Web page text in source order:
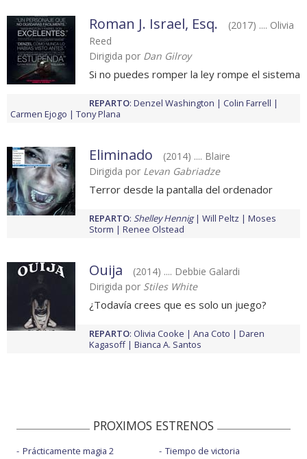
Roman J. Israel, Esq.
(2017) .... Olivia
Reed
Dirigida por Dan Gilroy
Si no puedes romper la ley rompe el sistema
REPARTO: Denzel Washington
Colin Farrell
Carmen Ejogo
Tony Plana
Eliminado
(2014) .... Blaire
Dirigida por Levan Gabriadze
Terror desde la pantalla del ordenador
REPARTO: Shelley Hennig Will Peltz
Moses
Storm
Renee Olstead
Ouija
(2014) .... Debbie Galardi
Dirigida por Stiles White
¿Todavía crees que es solo un juego?
REPARTO: Olivia Cooke Ana Coto
Daren
Kagasoff
Bianca A. Santos
PROXIMOS ESTRENOS
Prácticamente magia 2
Tiempo de victoria